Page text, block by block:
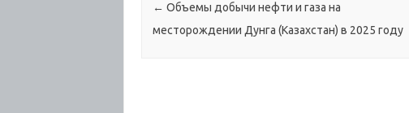
Навигация по записям
← Объемы добычи нефти и газа на
месторождении Дунга (Казахстан) в 2025 году